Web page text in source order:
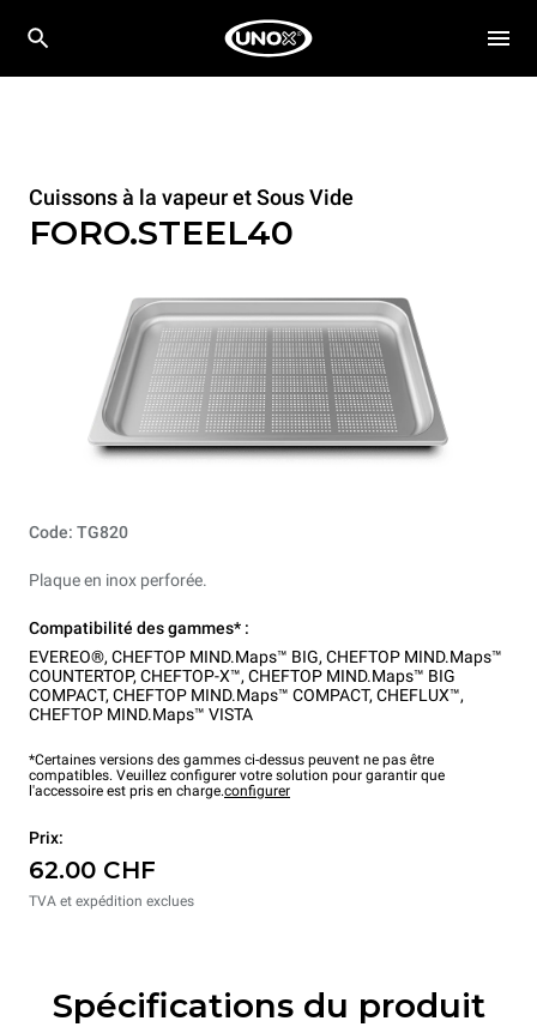
Cuissons à la vapeur et Sous Vide
FORO.STEEL40
Code: TG820
Plaque en inox perforée.
Compatibilité des gammes* :
EVEREO®, CHEFTOP MIND.Maps™ BIG, CHEFTOP MIND.Maps™
COUNTERTOP, CHEFTOP-X™, CHEFTOP MIND.Maps™ BIG
COMPACT, CHEFTOP MIND.Maps™ COMPACT, CHEFLUX™,
CHEFTOP MIND.Maps™ VISTA
*Certaines versions des gammes ci-dessus peuvent ne pas être
compatibles. Veuillez configurer votre solution pour garantir que
l'accessoire est pris en charge.configurer
Prix:
62.00 CHF
TVA et expédition exclues
Spécifications du produit